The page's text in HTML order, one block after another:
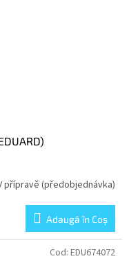
přípravě (předobjednávka)
Adaugă în Coş
Cod: EDU674072